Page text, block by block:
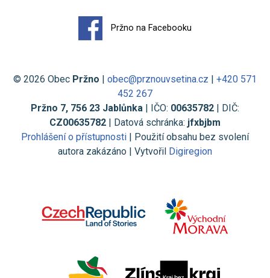
Pržno na Facebooku
© 2026 Obec Pržno | obec@prznouvsetina.cz | +420 571
452 267
Pržno 7, 756 23 Jablůnka | IČO: 00635782 | DIČ:
CZ00635782 | Datová schránka: jfxbjbm
Prohlášení o přístupnosti | Použití obsahu bez svolení
autora zakázáno | Vytvořil Digiregion